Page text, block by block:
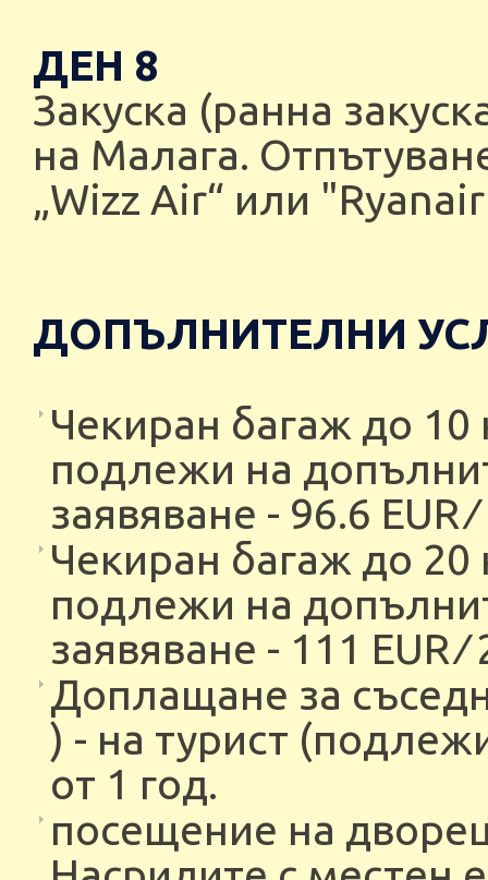
ДЕН 8
Закуска (ранна
на Малага.
„Wizz Air“ или
ДОПЪЛНИТЕЛНИ
Чекиран багаж до 10
подлежи на
заявяване - 96.6 EUR
Чекиран багаж до 20
подлежи на
заявяване - 111 EUR
Доплащане за
) - на турист
от 1 год.
посещение на